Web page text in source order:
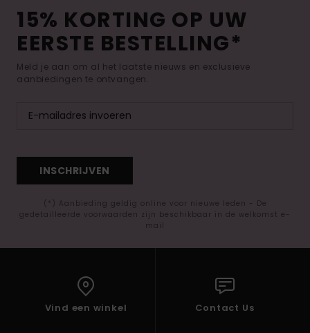
15% KORTING OP UW
EERSTE BESTELLING*
Meld je aan om al het laatste nieuws en exclusieve
aanbiedingen te ontvangen.
INSCHRIJVEN
(*) Aanbieding geldig online voor nieuwe leden - De
gedetailleerde voorwaarden zijn beschikbaar in de welkomst e-
mail
Vind een winkel Contact Us